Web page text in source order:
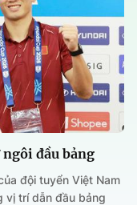
đầu bảng
đội tuyển Việt Nam
vị trí dẫn đầu bảng